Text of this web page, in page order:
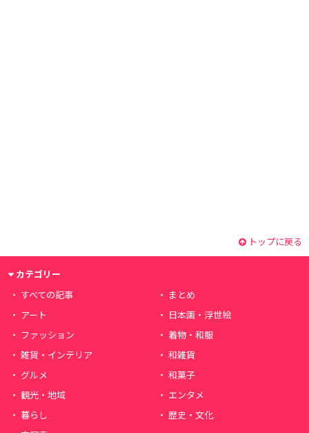
トップに戻る
カテゴリー
すべての記事
まとめ
アート
日本画・浮世絵
ファッション
着物・和服
雑貨・インテリア
和雑貨
グルメ
和菓子
観光・地域
エンタメ
暮らし
歴史・文化